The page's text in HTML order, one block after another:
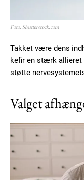
Foto: Shutterstock.com
Takket være dens
kefir en stærk allieret
støtte
Valget